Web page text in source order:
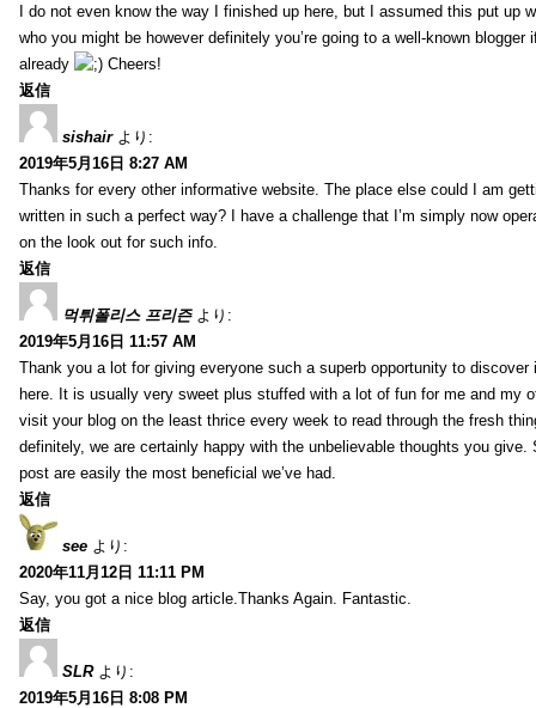
I do not even know the way I finished up here, but I assumed this put up
who you might be however definitely you’re going to a well-known blogger
already
Cheers!
返信
sishair より:
2019年5月16日 8:27 AM
Thanks for every other informative website. The place else could I am
written in such a perfect way? I have a challenge that I’m simply now
on the look out for such info.
返信
먹튀폴리스 프리즌 より:
2019年5月16日 11:57 AM
Thank you a lot for giving everyone such a superb opportunity to discover
here. It is usually very sweet plus stuffed with a lot of fun for me and my
visit your blog on the least thrice every week to read through the fresh
definitely, we are certainly happy with the unbelievable thoughts you
post are easily the most beneficial we’ve had.
返信
see より:
2020年11月12日 11:11 PM
Say, you got a nice blog article.Thanks Again. Fantastic.
返信
SLR より:
2019年5月16日 8:08 PM